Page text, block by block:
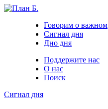
Говорим о важном
Сигнал дня
Дно дня
Поддержите нас
О нас
Поиск
Сигнал дня